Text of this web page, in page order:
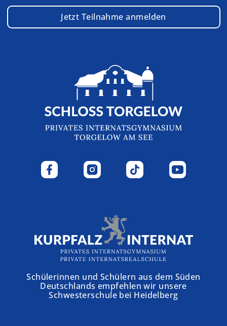
Jetzt Teilnahme anmelden
Schülerinnen und Schülern aus dem Süden
Deutschlands empfehlen wir unsere
Schwesterschule bei Heidelberg